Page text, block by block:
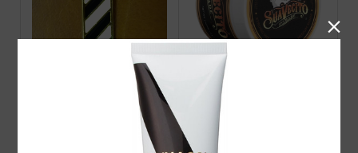
ピンバッチ サインポール
Suavecito Firme(Strong)H
OLD Pomade スアベシー
ト ストロング ホール...
